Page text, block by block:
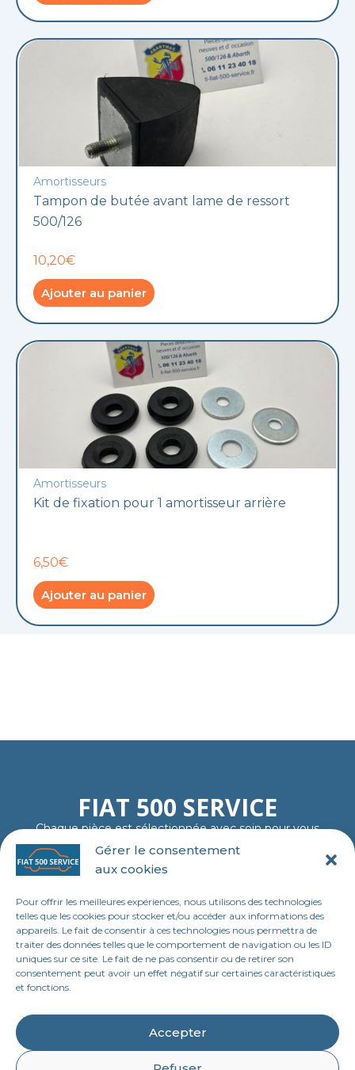
Gérer le consentement
aux cookies
Pour offrir les meilleures expériences, nous utilisons des technologies
telles que les cookies pour stocker et/ou accéder aux informations des
appareils. Le fait de consentir à ces technologies nous permettra de
traiter des données telles que le comportement de navigation ou les ID
uniques sur ce site. Le fait de ne pas consentir ou de retirer son
consentement peut avoir un effet négatif sur certaines caractéristiques
et fonctions.
Accepter
Amortisseurs
Tampon de butée avant lame de ressort
500/126
10,20€
Ajouter au panier
Amortisseurs
Kit de fixation pour 1 amortisseur arrière
6,50€
Ajouter au panier
FIAT 500 SERVICE
Chaque pièce est sélectionnée avec soin pour vous
garantir fiabilité, authenticité et plaisir de rouler…
comme au premier jour.
06 11 23 40 18
MENU
Accueil
Boutique en ligne
LEGAL
Mentions légales